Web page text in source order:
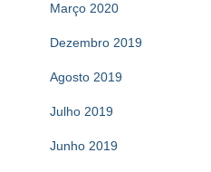
Março 2020
Dezembro 2019
Agosto 2019
Julho 2019
Junho 2019